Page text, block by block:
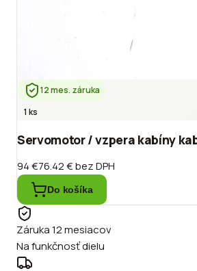
12 mes. záruka
1 ks
Servomotor / vzpera kabíny
94 €76.42 €bez DPH
Do košíka
Záruka 12 mesiacov
Na funkčnosť dielu